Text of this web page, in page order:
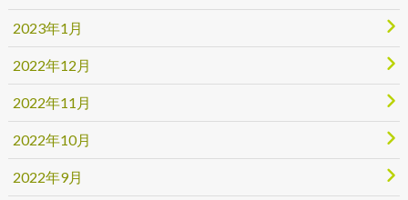
2023年1月
2022年12月
2022年11月
2022年10月
2022年9月